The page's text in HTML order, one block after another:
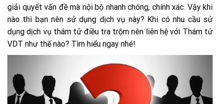
giải quyết vấn đề mà nội bộ nhanh chóng, chính xác. Vậy khi
nào thì bạn nên sử dụng dịch vụ này? Khi có nhu cầu sử
dụng dịch vụ thám tử điều tra trộm nên liên hệ với Thám tử
VDT như thế nào? Tìm hiểu ngay nhé!